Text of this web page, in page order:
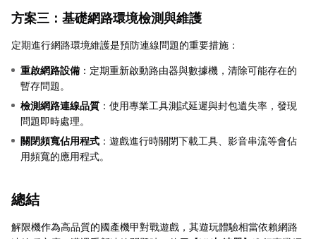
方案三：基礎網路環境檢測與維護
定期進行網路環境維護是預防連線問題的重要措施：
重啟網路設備 ：定期重新啟動路由器與數據機，清除可能存在的
暫存問題。
檢測網路連線品質 ：使用專業工具測試延遲與封包遺失率，發現
問題即時處理。
關閉頻寬佔用程式 ：遊戲進行時關閉下載工具、影音串流等會佔
用頻寬的應用程式。
總結
解限機作為高品質的國產機甲對戰遊戲，其遊玩體驗相當依賴網路